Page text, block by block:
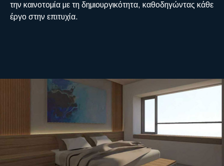
την καινοτομία με τη δημιουργικότητα, καθοδηγώντας κάθε
έργο στην επιτυχία.